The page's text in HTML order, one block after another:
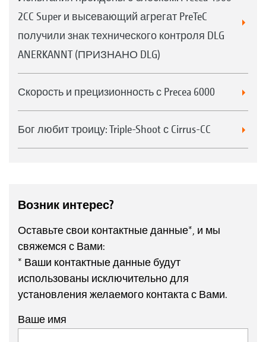
2CC Super и высевающий агрегат PreTeC
получили знак технического контроля DLG
ANERKANNT (ПРИЗНАНО DLG)
Скорость и прецизионность с Precea 6000
Бог любит троицу: Triple-Shoot с Cirrus-CC
Возник интерес?
Оставьте свои контактные данные*, и мы
свяжемся с Вами:
* Ваши контактные данные будут
использованы исключительно для
установления желаемого контакта с Вами.
Ваше имя